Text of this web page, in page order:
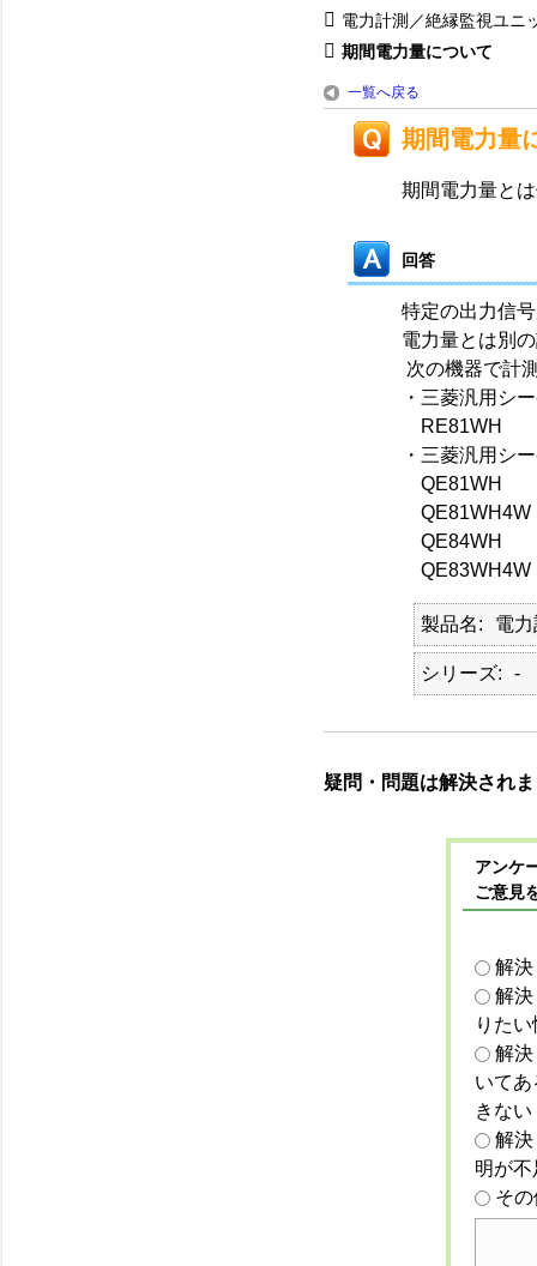
電力計測／絶縁監視ユニ
期間電力量について
一覧へ戻る
期間電力量
期間電力量と
回答
特定の出力信
電力量とは別
次の機器で計
・三菱汎用シ
RE81WH
・三菱汎用シ
QE81WH
QE81WH4W
QE84WH
QE83WH4W
製品名 電
シリーズ -
疑問・問題は解決され
アンケ
ご意見
解
解
りた
解
いて
きない
解
明が
そ